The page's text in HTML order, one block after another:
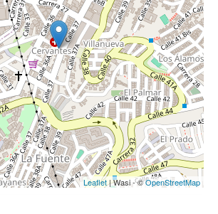
Leaflet| Wasi - ©OpenStreetMap